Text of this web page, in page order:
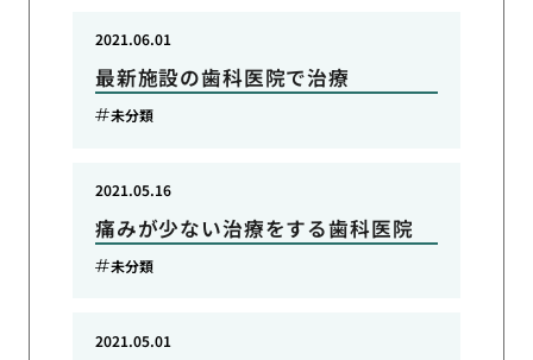
最新施設の歯科医院で治療
2021.06.01
未分類
痛みが少ない治療をする歯科医院
2021.05.16
未分類
2021.05.01